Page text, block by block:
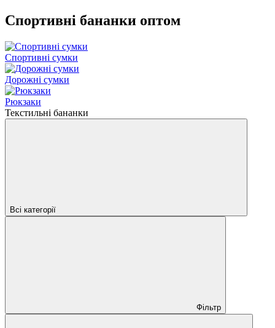
Спортивні бананки оптом
Спортивні сумки
Дорожні сумки
Рюкзаки
Текстильні бананки
Всі категорії
Фільтр